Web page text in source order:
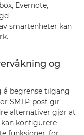
Evernote,
smartenheter kan
og
å begrense tilgang
SMTP-post gir
alternativer gjør at
konfigurere